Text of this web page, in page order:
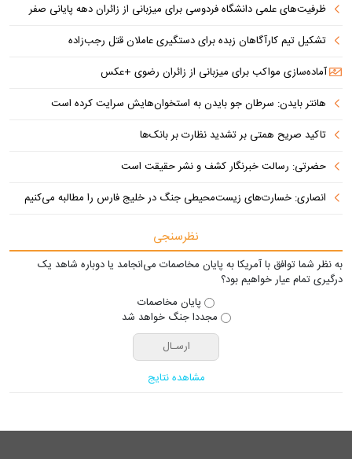
ظرفیت‌های علمی دانشگاه فردوسی برای میزبانی از زائران دهه پایانی صفر
تشکیل تیم کارآگاهان زبده برای دستگیری عاملان قتل رجب‌زاده
آماده‌سازی مواکب برای میزبانی از زائران رضوی +عکس
هانتر بایدن: سرطان جو بایدن به استخوان‌هایش سرایت کرده است
تاکید صریح همتی بر تشدید نظارت بر بانک‌ها
حضرتی: رسالت خبرنگار کشف و نشر حقیقت است
انصاری: خسارت‌های زیست‌محیطی جنگ در خلیج فارس را مطالبه‌ می‌کنیم
نظرسنجی
به نظر شما توافق با آمریکا به پایان مخاصمات می‌انجامد یا دوباره شاهد یک
درگیری تمام عیار خواهیم بود؟
پایان مخاصمات
مجددا جنگ خواهد شد
مشاهده نتایج